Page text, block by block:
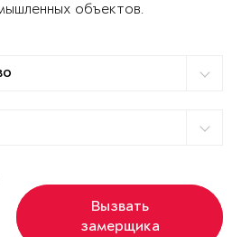
объектов.
Вызвать
замерщика